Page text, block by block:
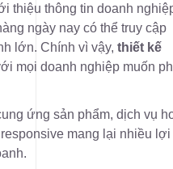
thiệu thông tin doanh
ngày nay có thể truy cập
lớn. Chính vì vậy, thiết kế
mọi doanh nghiệp muốn
ứng sản phẩm, dịch vụ
mang lại nhiều lợi